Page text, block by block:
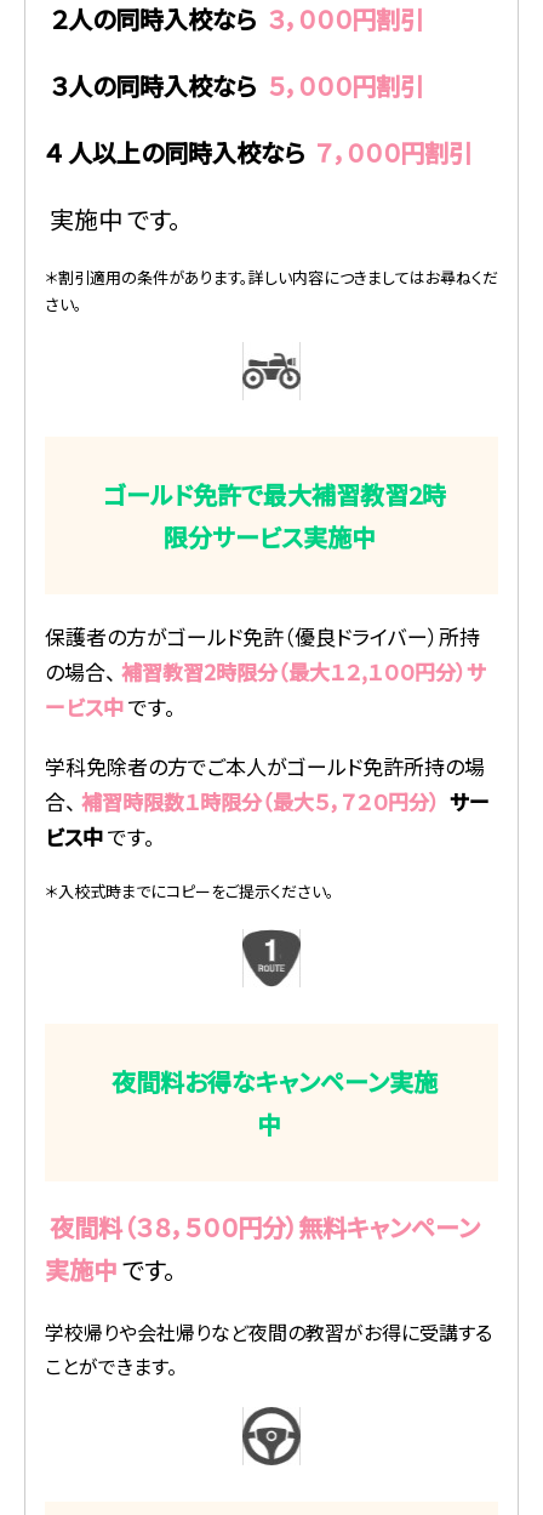
２人の同時入校なら ３，０００円割引
３人の同時入校なら ５，０００円割引
４人以上の同時入校なら ７，０００円割引
実施中です。
＊割引適用の条件があります。詳しい内容につきましてはお尋ねくだ
さい。
ゴールド免許で最大補習教習2時
限分サービス実施中
保護者の方がゴールド免許（優良ドライバー）所持
の場合、 補習教習2時限分（最大１２,１００円分）サ
ービス中です。
学科免除者の方でご本人がゴールド免許所持の場
合、 補習時限数１時限分（最大５，７２０円分） サー
ビス中です。
＊入校式時までにコピーをご提示ください。
夜間料お得なキャンペーン実施
中
夜間料（３８，５００円分）無料キャンペーン
実施中です。
学校帰りや会社帰りなど夜間の教習がお得に受講する
ことができます。